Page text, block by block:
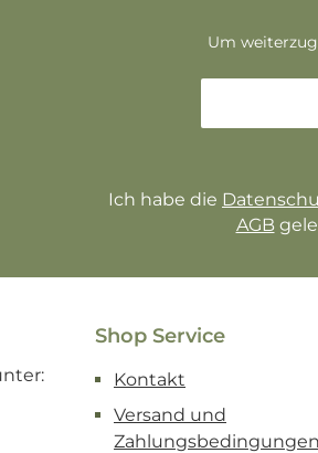
Um
Ich habe die
AGB
Shop Service
Kontakt
Versand und
Zahlungsbedingungen